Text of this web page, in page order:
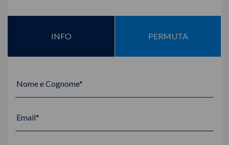
INFO PERMUTA
Nome e Cognome*
Email*